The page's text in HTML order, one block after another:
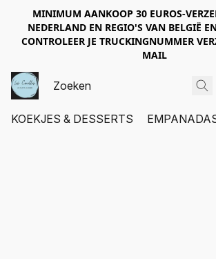
MINIMUM AANKOOP 30 EUROS-
NEDERLAND EN REGIO'S VAN BELGIË
CONTROLEER JE TRUCKINGNUMMER
MAIL
KOEKJES & DESSERTS